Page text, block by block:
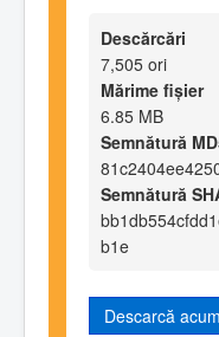
Descărcări
7,505 ori
Mărime fișier
6.85 MB
Semnătură
Semnătură
b1e
Descarcă acum